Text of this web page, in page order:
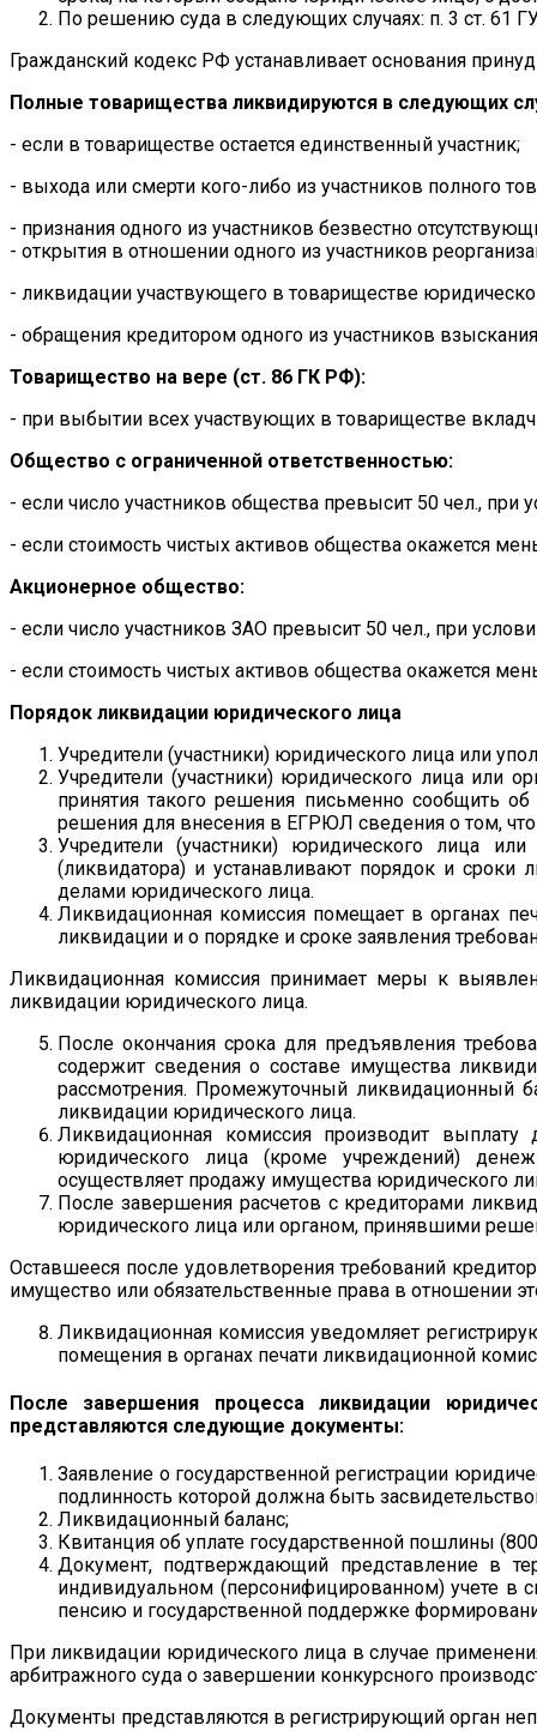
По решению суда в следующих случаях: п. 3 ст. 61
Гражданский кодекс РФ устанавливает основания
Полные товарищества ликвидируются в следующих
- если в товариществе остается единственный участник;
- выхода или смерти кого-либо из участников полного
- признания одного из участников безвестно
- открытия в отношении одного из участников
- ликвидации участвующего в товариществе
- обращения кредитором одного из участников
Товарищество на вере (ст. 86 ГК РФ):
- при выбытии всех участвующих в товариществе
Общество с ограниченной ответственностью:
- если число участников общества превысит 50 чел.,
- если стоимость чистых активов общества окажется
Акционерное общество:
- если число участников ЗАО превысит 50 чел., при
- если стоимость чистых активов общества окажется
Порядок ликвидации юридического лица
Учредители (участники) юридического лица или
Учредители (участники) юридического лица или
принятия такого решения письменно сообщить
решения для внесения в ЕГРЮЛ сведения о том,
Учредители (участники) юридического лица
(ликвидатора) и устанавливают порядок и
делами юридического лица.
Ликвидационная комиссия помещает в органах
ликвидации и о порядке и сроке заявления
Ликвидационная комиссия принимает меры к
ликвидации юридического лица.
После окончания срока для предъявления
содержит сведения о составе имущества
рассмотрения. Промежуточный ликвидационный
ликвидации юридического лица.
Ликвидационная комиссия производит
юридического лица (кроме учреждений)
осуществляет продажу имущества юридического
После завершения расчетов с кредиторами
юридического лица или органом, принявшими
Оставшееся после удовлетворения требований
имущество или обязательственные права в отношении
Ликвидационная комиссия уведомляет
помещения в органах печати ликвидационной
После завершения процесса ликвидации
представляются следующие документы:
Заявление о государственной регистрации
подлинность которой должна быть
Ликвидационный баланс;
Квитанция об уплате государственной пошлины
Документ, подтверждающий представление в
индивидуальном (персонифицированном) учете в
пенсию и государственной поддержке
При ликвидации юридического лица в случае
арбитражного суда о завершении конкурсного
Документы представляются в регистрирующий орган